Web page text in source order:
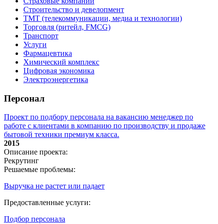
Строительство и девелопмент
ТМТ (телекоммуникации, медиа и технологии)
Торговля (ритейл, FMCG)
Транспорт
Услуги
Фармацевтика
Химический комплекс
Цифровая экономика
Электроэнергетика
Персонал
Проект по подбору персонала на вакансию менеджер по
работе с клиентами в компанию по производству и продаже
бытовой техники премиум класса.
2015
Описание проекта:
Рекрутинг
Решаемые проблемы:
Выручка не растет или падает
Предоставленные услуги:
Подбор персонала